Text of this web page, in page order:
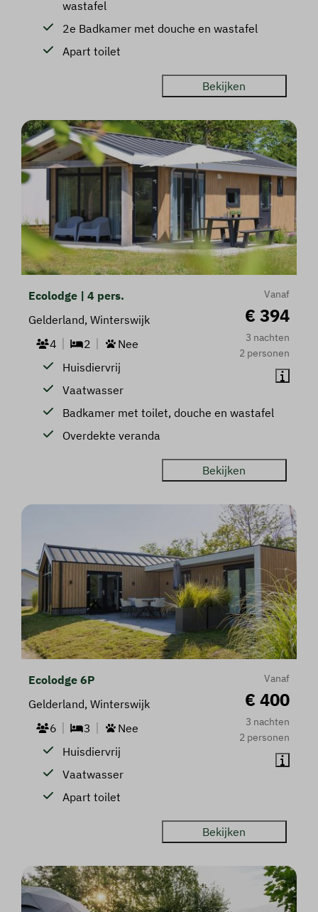
wastafel
2e Badkamer met douche en wastafel
Apart toilet
Bekijken
Vanaf
€ 394
3 nachten
2 personen
Ecolodge | 4 pers.
Gelderland, Winterswijk
4
2
Nee
Huisdiervrij
Vaatwasser
Badkamer met toilet, douche en wastafel
Overdekte veranda
Bekijken
Vanaf
€ 400
3 nachten
2 personen
Ecolodge 6P
Gelderland, Winterswijk
6
3
Nee
Huisdiervrij
Vaatwasser
Apart toilet
Bekijken